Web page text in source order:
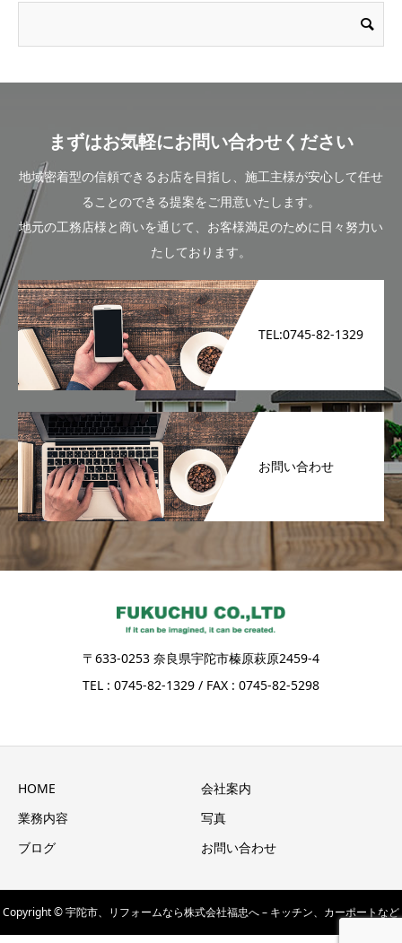
まずはお気軽にお問い合わせください
地域密着型の信頼できるお店を目指し、施工主様が安心して任せ
ることのできる提案をご用意いたします。
地元の工務店様と商いを通じて、お客様満足のために日々努力い
たしております。
TEL:0745-82-1329
お問い合わせ
〒633-0253 奈良県宇陀市榛原萩原2459-4
TEL : 0745-82-1329 / FAX : 0745-82-5298
HOME
会社案内
業務内容
写真
ブログ
お問い合わせ
Copyright © 宇陀市、リフォームなら株式会社福忠へ – キッチン、カーポートなど